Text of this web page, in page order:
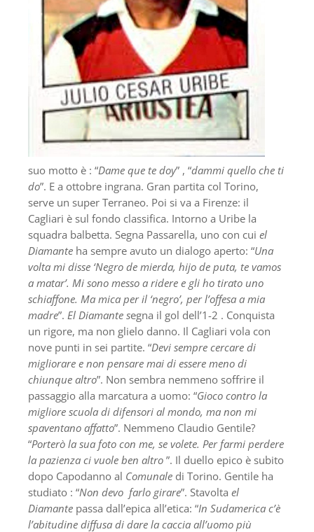
suo motto è : “Dame que te doy” , “dammi quello che ti
do”. E a ottobre ingrana. Gran partita col Torino,
serve un super Terraneo. Poi si va a Firenze: il
Cagliari è sul fondo classifica. Intorno a Uribe la
squadra balbetta. Segna Passarella, uno con cui el
Diamante ha sempre avuto un dialogo aperto: “Una
volta mi disse ‘Negro de mierda, hijo de puta, te vamos
a matar’. Mi sono messo a ridere e gli ho tirato uno
schiaffone. Ma mica per il ‘negro’, per l’offesa a mia
madre”. El Diamante segna il gol dell’1-2 . Conquista
un rigore, ma non glielo danno. Il Cagliari vola con
nove punti in sei partite. “Devi sempre cercare di
migliorare e non pensare mai di essere meno di
chiunque altro”. Non sembra nemmeno soffrire il
passaggio alla marcatura a uomo: “Gioco contro la
migliore scuola di difensori al mondo, ma non mi
spaventano affatto”. Nemmeno Claudio Gentile?
“Porterò la sua foto con me, se volete. Per farmi perdere
la pazienza ci vuole ben altro ”. Il duello epico è subito
dopo Capodanno al Comunale di Torino. Gentile ha
studiato : “Non devo farlo girare”. Stavolta el
Diamante passa dall’epica all’etica: “In Sudamerica c’è
l’abitudine diffusa di dare la caccia all’uomo più